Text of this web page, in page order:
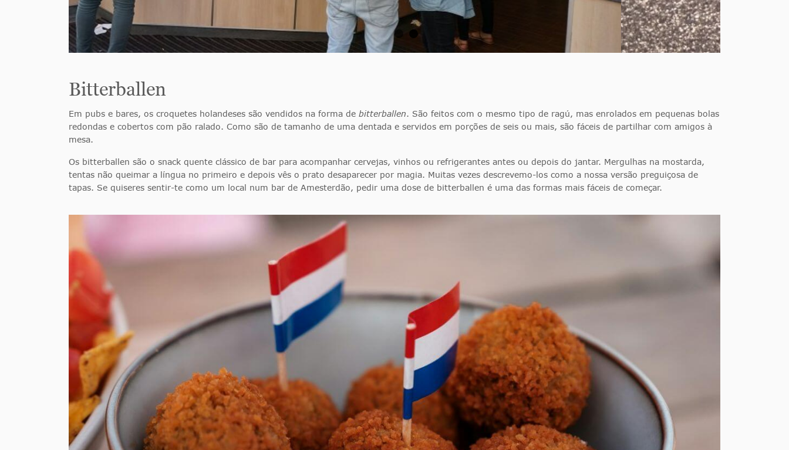
Bitterballen
Em pubs e bares, os croquetes holandeses são vendidos na forma de bitterballen. São feitos com o mesmo tipo de ragú, mas enrolados em pequenas bolas
redondas e cobertos com pão ralado. Como são de tamanho de uma dentada e servidos em porções de seis ou mais, são fáceis de partilhar com amigos à
mesa.
Os bitterballen são o snack quente clássico de bar para acompanhar cervejas, vinhos ou refrigerantes antes ou depois do jantar. Mergulhas na mostarda,
tentas não queimar a língua no primeiro e depois vês o prato desaparecer por magia. Muitas vezes descrevemo-los como a nossa versão preguiçosa de
tapas. Se quiseres sentir-te como um local num bar de Amesterdão, pedir uma dose de bitterballen é uma das formas mais fáceis de começar.